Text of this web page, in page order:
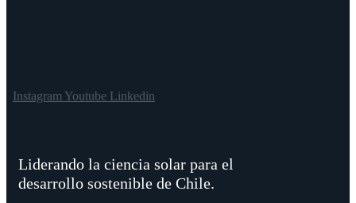
Instagram Youtube Linkedin
Liderando la ciencia solar para el
desarrollo sostenible de Chile.